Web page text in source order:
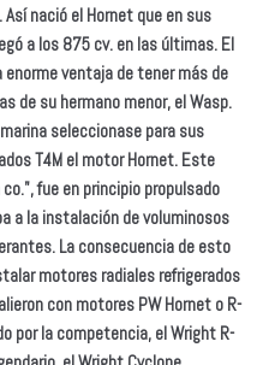
nació el Hornet que en sus
a los 875 cv. en Ias últimas. El
ventaja de tener más de
de su hermano menor, el Wasp.
seleccionase para sus
T4M el motor Hornet. Este
fue en principio propulsado
a la instalación de voluminosos
La consecuencia de esto
motores radiales refrigerados
con motores PW Hornet o R-
por la competencia, el Wright R-